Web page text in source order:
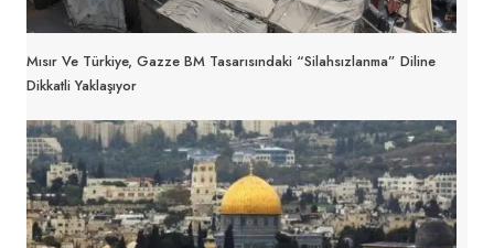
Mısır Ve Türkiye, Gazze BM Tasarısındaki “silahsızlanma” Diline
Dikkatli Yaklaşıyor